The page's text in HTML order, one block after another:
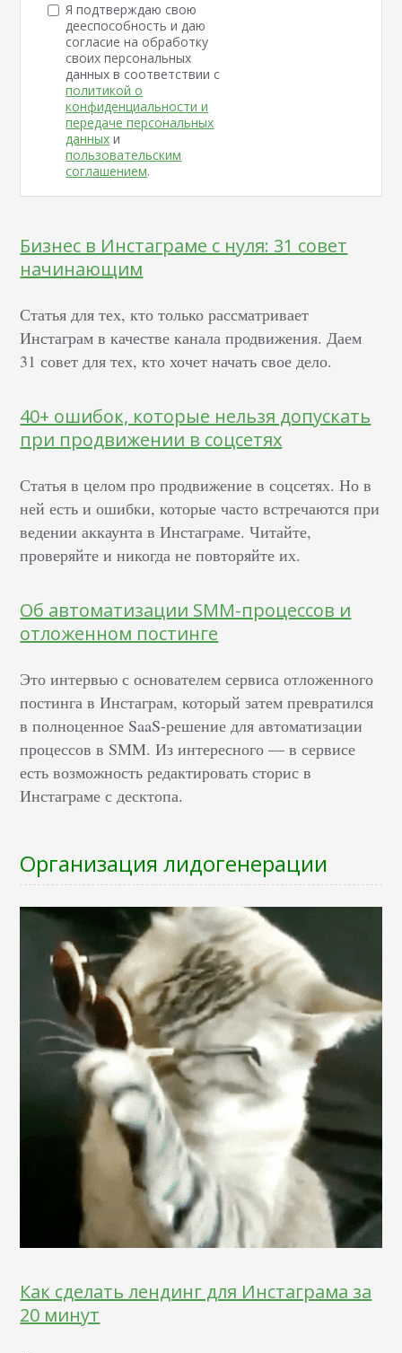
Я подтверждаю свою
дееспособность и даю
согласие на обработку
своих персональных
данных в соответствии с
политикой о
конфиденциальности и
передаче персональных
данных и
пользовательским
соглашением.
Бизнес в Инстаграме с нуля: 31 совет
начинающим
Статья для тех, кто только рассматривает
Инстаграм в качестве канала продвижения. Даем
31 совет для тех, кто хочет начать свое дело.
40+ ошибок, которые нельзя допускать
при продвижении в соцсетях
Статья в целом про продвижение в соцсетях. Но в
ней есть и ошибки, которые часто встречаются при
ведении аккаунта в Инстаграме. Читайте,
проверяйте и никогда не повторяйте их.
Об автоматизации SMM-процессов и
отложенном постинге
Это интервью с основателем сервиса отложенного
постинга в Инстаграм, который затем превратился
в полноценное SaaS-решение для автоматизации
процессов в SMM. Из интересного — в сервисе
есть возможность редактировать сторис в
Инстаграме с десктопа.
Организация лидогенерации
Как сделать лендинг для Инстаграма за
20 минут